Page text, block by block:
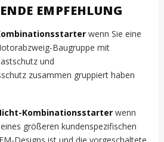
EMPFEHLUNG
wenn Sie eine
Baugruppe mit
und
zusammen gruppiert haben
Kombinationsstarter wenn
größeren kundenspezifischen